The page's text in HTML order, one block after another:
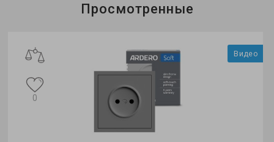
Просмотренные
Видео
0